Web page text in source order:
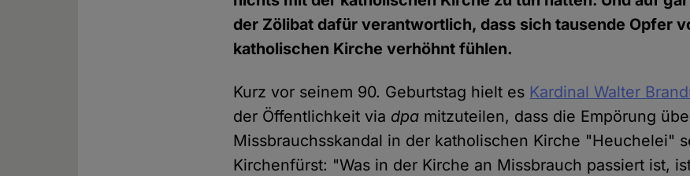
der Zölibat dafür verantwortlich, dass sich tausende Opfer
katholischen Kirche verhöhnt fühlen.
Kurz vor seinem 90. Geburtstag hielt es Kardinal Walter
der Öffentlichkeit via dpa mitzuteilen, dass die Empörung
Missbrauchsskandal in der katholischen Kirche "Heuchelei"
Kirchenfürst: "Was in der Kirche an Missbrauch passiert ist,